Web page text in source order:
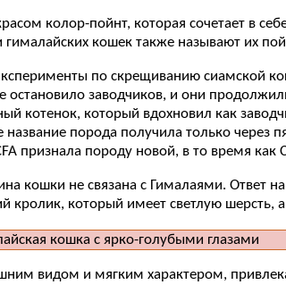
колор-пойнт, которая сочетает в
гималайских кошек также называют их
по скрещиванию сиамской
остановило заводчиков, и они
котенок, который вдохновил как
порода получила только
признала породу новой, в то время как
кошки не связана с Гималаями. Ответ
кролик, который имеет светлую шерсть,
видом и мягким характером,